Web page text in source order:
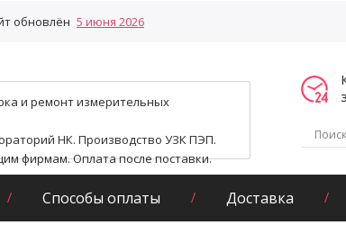
обновлён 5 июня 2026
и ремонт измерительных
НК. Производство УЗК ПЭП.
фирмам. Оплата после поставки.
Способы оплаты Доставка